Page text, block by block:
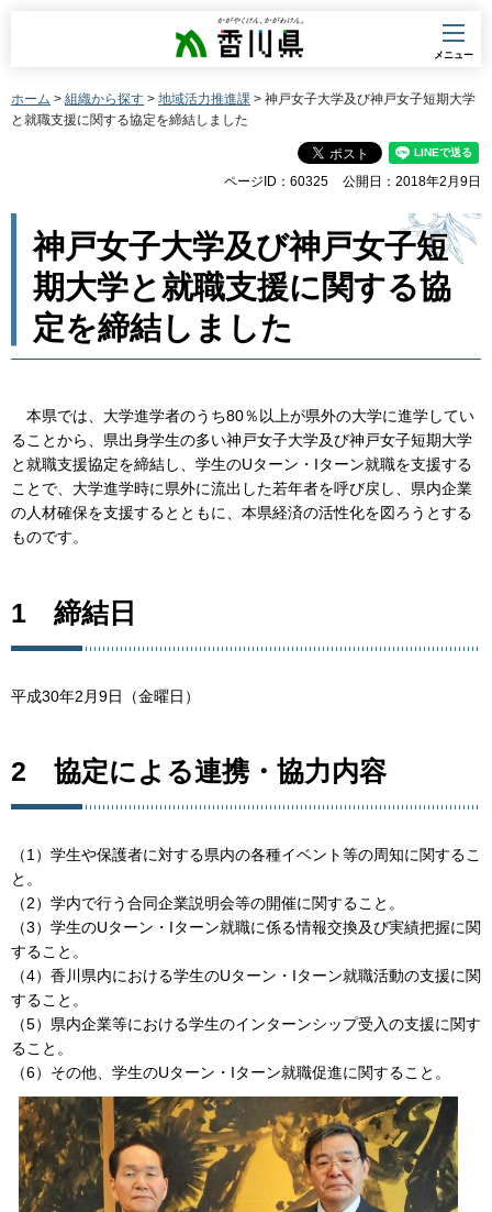
香川県
メニュー
ホーム > 組織から探す > 地域活力推進課 > 神戸女子大学及び神戸女子短期大学
と就職支援に関する協定を締結しました
ページID：60325 公開日：2018年2月9日
神戸女子大学及び神戸女子短
期大学と就職支援に関する協
定を締結しました
本県では、大学進学者のうち80％以上が県外の大学に進学してい
ることから、県出身学生の多い神戸女子大学及び神戸女子短期大学
と就職支援協定を締結し、学生のUターン・Iターン就職を支援する
ことで、大学進学時に県外に流出した若年者を呼び戻し、県内企業
の人材確保を支援するとともに、本県経済の活性化を図ろうとする
ものです。
1 締結日
平成30年2月9日（金曜日）
2 協定による連携・協力内容
（1）学生や保護者に対する県内の各種イベント等の周知に関するこ
と。
（2）学内で行う合同企業説明会等の開催に関すること。
（3）学生のUターン・Iターン就職に係る情報交換及び実績把握に関
すること。
（4）香川県内における学生のUターン・Iターン就職活動の支援に関
すること。
（5）県内企業等における学生のインターンシップ受入の支援に関す
ること。
（6）その他、学生のUターン・Iターン就職促進に関すること。